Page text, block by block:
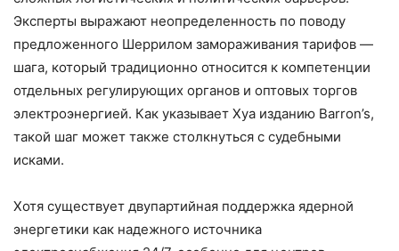
Эксперты выражают неопределенность по поводу
предложенного Шеррилом замораживания тарифов —
шага, который традиционно относится к компетенции
отдельных регулирующих органов и оптовых торгов
электроэнергией. Как указывает Хуа изданию Barron’s,
такой шаг может также столкнуться с судебными
исками.
Хотя существует двупартийная поддержка ядерной
энергетики как надежного источника